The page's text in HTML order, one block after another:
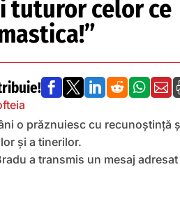
tuturor celor ce
     
o prăznuiesc cu recunoștință
și a tinerilor.
a transmis un mesaj adresat